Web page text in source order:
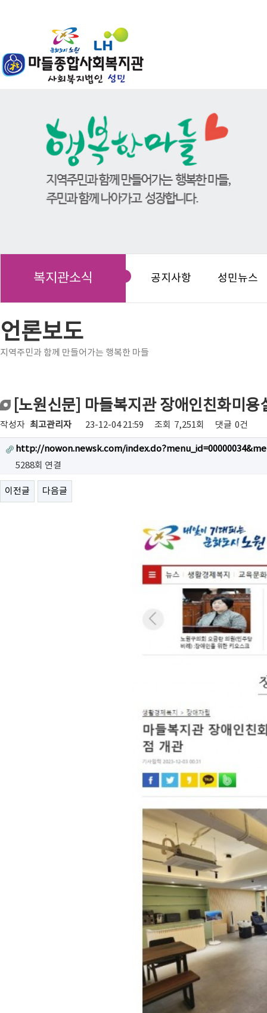
복지관소식 공지사항 성민뉴스
언론보도
지역주민과 함께 만들어가는 행복한 마들
[노원신문] 마들복지관 장애인친화미용
작성자 최고관리자 23-12-04 21:59 조회 7,251회 댓글 0건
http://nowon.newsk.com/
5288회 연결
이전글 다음글